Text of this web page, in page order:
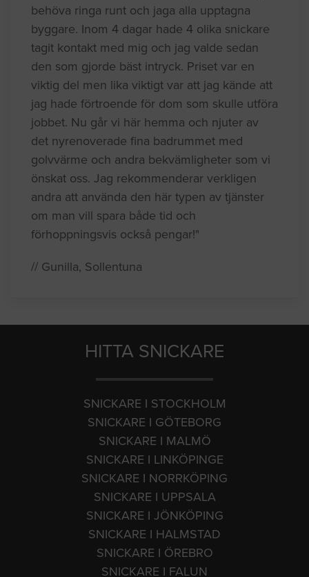
behöva ringa runt och jaga alla upptagna
byggare. Inom 4 dagar hade 4 olika snickare
tagit kontakt med mig och jag valde sedan
den som gjorde bäst intryck. Priset var en
viktig del men lika viktigt var att jag kände att
jag hade förtroende för dom som skulle utföra
jobbet. Nu går vi här hemma och njuter av
det nyrenoverade fina badrummet med
golvvärme och andra bekvämligheter som vi
önskat oss. Jag rekommenderar verkligen
andra att använda den här typen av tjänster
om man vill spara både tid och
förhoppningsvis också pengar!"
// Gunilla, Sollentuna
HITTA SNICKARE
SNICKARE I STOCKHOLM
SNICKARE I GÖTEBORG
SNICKARE I MALMÖ
SNICKARE I LINKÖPINGE
SNICKARE I NORRKÖPING
SNICKARE I UPPSALA
SNICKARE I JÖNKÖPING
SNICKARE I HALMSTAD
SNICKARE I ÖREBRO
SNICKARE I FALUN